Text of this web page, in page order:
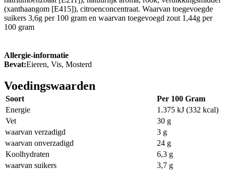
(xanthaangom [E415]), citroenconcentraat. Waarvan toegevoegde
suikers 3,6g per 100 gram en waarvan toegevoegd zout 1,44g per
100 gram
Allergie-informatie
Bevat:Eieren, Vis, Mosterd
Voedingswaarden
Soort
Per 100 Gram
Energie
1.375 kJ (332 kcal)
Vet
30 g
waarvan verzadigd
3 g
waarvan onverzadigd
24 g
Koolhydraten
6,3 g
waarvan suikers
3,7 g